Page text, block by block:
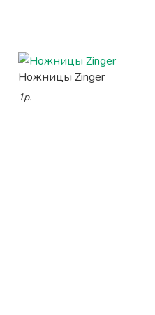
Ножницы Zinger
1р.